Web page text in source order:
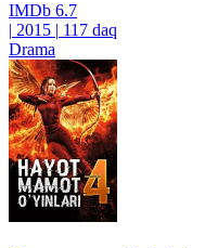
IMDb 6.7
| 2015 | 117 daq
Drama